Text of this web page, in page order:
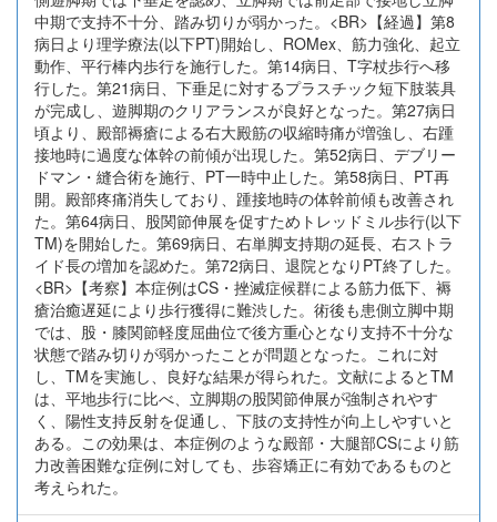
中期で支持不十分、踏み切りが弱かった。<BR>【経過】第8
病日より理学療法(以下PT)開始し、ROMex、筋力強化、起立
動作、平行棒内歩行を施行した。第14病日、T字杖歩行へ移
行した。第21病日、下垂足に対するプラスチック短下肢装具
が完成し、遊脚期のクリアランスが良好となった。第27病日
頃より、殿部褥瘡による右大殿筋の収縮時痛が増強し、右踵
接地時に過度な体幹の前傾が出現した。第52病日、デブリー
ドマン・縫合術を施行、PT一時中止した。第58病日、PT再
開。殿部疼痛消失しており、踵接地時の体幹前傾も改善され
た。第64病日、股関節伸展を促すためトレッドミル歩行(以下
TM)を開始した。第69病日、右単脚支持期の延長、右ストラ
イド長の増加を認めた。第72病日、退院となりPT終了した。
<BR>【考察】本症例はCS・挫滅症候群による筋力低下、褥
瘡治癒遅延により歩行獲得に難渋した。術後も患側立脚中期
では、股・膝関節軽度屈曲位で後方重心となり支持不十分な
状態で踏み切りが弱かったことが問題となった。これに対
し、TMを実施し、良好な結果が得られた。文献によるとTM
は、平地歩行に比べ、立脚期の股関節伸展が強制されやす
く、陽性支持反射を促通し、下肢の支持性が向上しやすいと
ある。この効果は、本症例のような殿部・大腿部CSにより筋
力改善困難な症例に対しても、歩容矯正に有効であるものと
考えられた。